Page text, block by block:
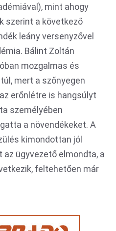
mint ahogy
szerint a következő
leány versenyzővel
Bálint Zoltán
mozgalmas és
mert a szőnyegen
erőnlétre is hangsúlyt
személyében
a növendékeket. A
kimondottan jól
ügyvezető elmondta, a
feltehetően már